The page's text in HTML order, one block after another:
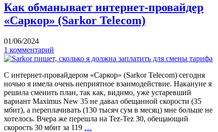
Как обманывает интернет-провайдер
«Саркор» (Sarkor Telecom)
01/06/2024
1 комментарий
С интернет-провайдером «Саркор» (Sarkor Telecom) сегодня
ночью я имела очень неприятное взаимодействие. Накануне я
решила сменить план, так как, видимо, уже устаревший
вариант Maximus New 35 не давал обещанной скорости (35
мбит), а переплачивать (130 тысяч сум в месяц) мне больше не
хотелось. Вчера же перешла на Tez-Tez 30, обещающий
скорость 30 мбит за 119 …